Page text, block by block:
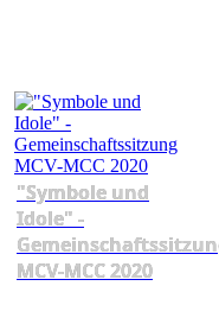
"Symbole und
Idole" -
MCV-MCC 2020